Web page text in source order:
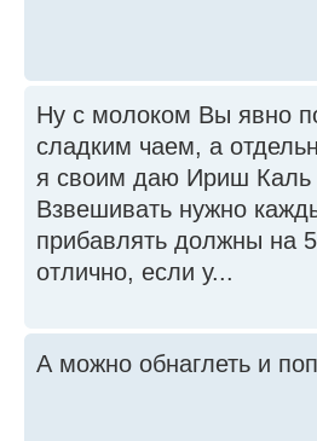
Ну с молоком Вы явно
сладким чаем, а
я своим даю Ириш
Взвешивать нужно
прибавлять должны на
отлично, если у...
А можно обнаглеть и